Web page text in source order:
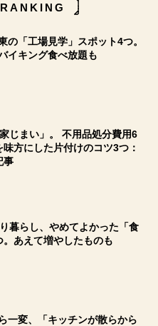
の「工場見学」スポット4つ。
イキング食べ放題も
じまい」。 不用品処分費用6
方にした片付けのコツ3つ：
事
暮らし、やめてよかった「食
あえて増やしたものも
一変、「キッチンが散らから